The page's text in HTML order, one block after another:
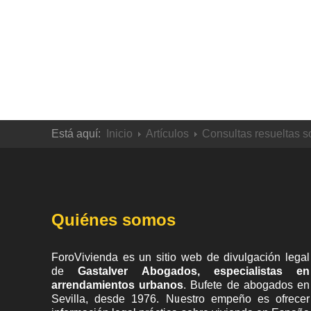
Está aquí: Inicio Artículos Consultas resueltas
Quiénes somos
ForoVivienda es un sitio web de divulgación legal
deGastalver Abogados, especialistas en
arrendamientos urbanos. Bufete de abogados en
Sevilla, desde 1976. Nuestro empeño es ofrecer